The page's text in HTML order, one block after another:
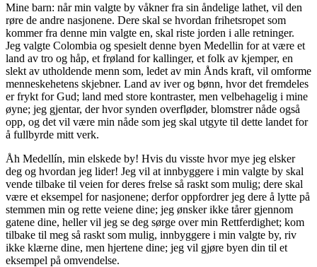
Mine barn: når min valgte by våkner fra sin åndelige lathet, vil den
røre de andre nasjonene. Dere skal se hvordan frihetsropet som
kommer fra denne min valgte en, skal riste jorden i alle retninger.
Jeg valgte Colombia og spesielt denne byen Medellin for at være et
land av tro og håp, et frøland for kallinger, et folk av kjemper, en
slekt av utholdende menn som, ledet av min Ånds kraft, vil omforme
menneskehetens skjebner. Land av iver og bønn, hvor det fremdeles
er frykt for Gud; land med store kontraster, men velbehagelig i mine
øyne; jeg gjentar, der hvor synden overfløder, blomstrer nåde også
opp, og det vil være min nåde som jeg skal utgyte til dette landet for
å fullbyrde mitt verk.
Åh Medellín, min elskede by! Hvis du visste hvor mye jeg elsker
deg og hvordan jeg lider! Jeg vil at innbyggere i min valgte by skal
vende tilbake til veien for deres frelse så raskt som mulig; dere skal
være et eksempel for nasjonene; derfor oppfordrer jeg dere å lytte på
stemmen min og rette veiene dine; jeg ønsker ikke tårer gjennom
gatene dine, heller vil jeg se deg sørge over min Rettferdighet; kom
tilbake til meg så raskt som mulig, innbyggere i min valgte by, riv
ikke klærne dine, men hjertene dine; jeg vil gjøre byen din til et
eksempel på omvendelse.